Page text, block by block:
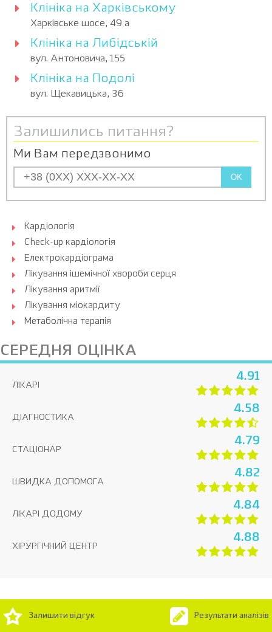
Клініка на Харківському
Харківське шосе, 49 а
Клініка на Либідській
вул. Антоновича, 155
Клініка на Подолі
вул. Щекавицька, 36
Залишились питання?
Ми Вам передзвонимо
OK
Кардіологія
Check-up кардіологія
Електрокардіограма
Лікування ішемічної хвороби серця
Лікування аритмії
Лікування міокардиту
Метаболічна терапія
СЕРЕДНЯ ОЦІНКА
ЛІКАРІ
4.91
ДІАГНОСТИКА
4.58
СТАЦІОНАР
4.79
ШВИДКА ДОПОМОГА
4.82
ЛІКАРІ ДОДОМУ
4.84
ХІРУРГІЧНИЙ ЦЕНТР
4.88
Залишити відгук Результати аналізів